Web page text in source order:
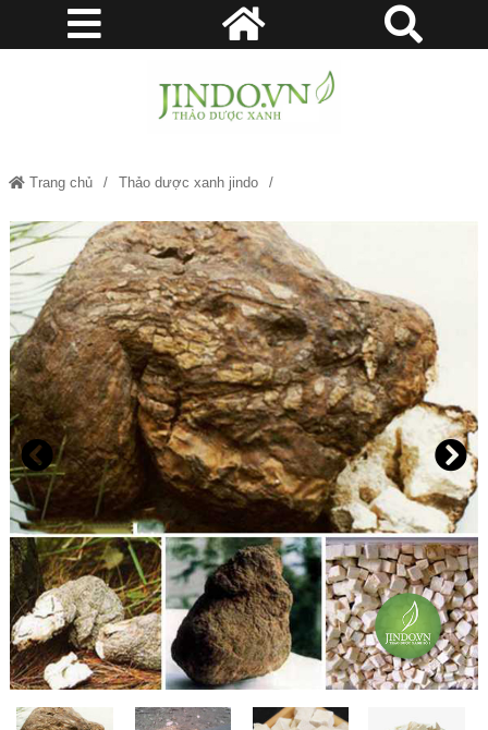
Trang chủ Thảo dược xanh jindo
Bạch linh - Thảo dược xanh Jindo.vn JD275 bachlinh